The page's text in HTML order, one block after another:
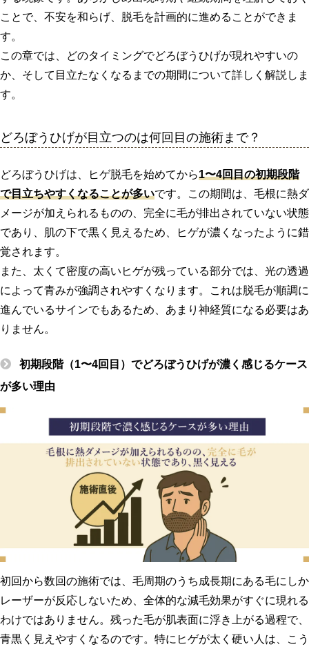
ことで、不安を和らげ、脱毛を計画的に進めることができま
す。
この章では、どのタイミングでどろぼうひげが現れやすいの
か、そして目立たなくなるまでの期間について詳しく解説しま
す。
どろぼうひげが目立つのは何回目の施術まで？
どろぼうひげは、ヒゲ脱毛を始めてから1〜4回目の初期段階
で目立ちやすくなることが多いです。この期間は、毛根に熱ダ
メージが加えられるものの、完全に毛が排出されていない状態
であり、肌の下で黒く見えるため、ヒゲが濃くなったように錯
覚されます。
また、太くて密度の高いヒゲが残っている部分では、光の透過
によって青みが強調されやすくなります。これは脱毛が順調に
進んでいるサインでもあるため、あまり神経質になる必要はあ
りません。
初期段階（1〜4回目）でどろぼうひげが濃く感じるケース
が多い理由
初回から数回の施術では、毛周期のうち成長期にある毛にしか
レーザーが反応しないため、全体的な減毛効果がすぐに現れる
わけではありません。残った毛が肌表面に浮き上がる過程で、
青黒く見えやすくなるのです。特にヒゲが太く硬い人は、こう